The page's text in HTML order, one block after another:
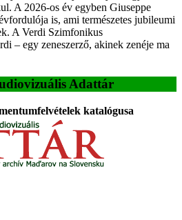
A 2026-os év egyben Giuseppe
is, ami természetes jubileumi
A Verdi Szimfonikus
– egy zeneszerző, akinek zenéje ma
Adattár
katalógusa